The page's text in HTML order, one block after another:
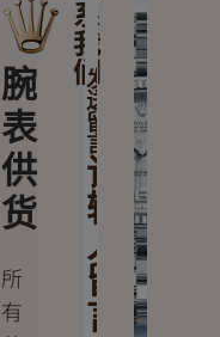
腕
表
供
货
所
有
系
我
们
发
送
留
言
请
输
入
留
言